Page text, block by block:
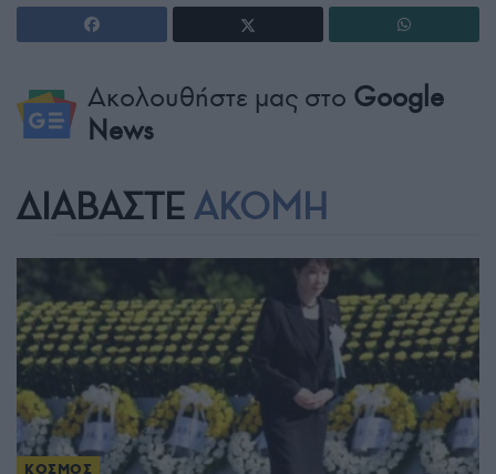
Ακολουθήστε μας στο Google
News
ΔΙΑΒΑΣΤΕ ΑΚΟΜΗ
ΚΟΣΜΟΣ